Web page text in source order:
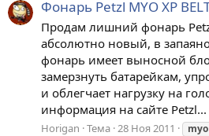
Фонарь Petzl MYO XP
Продам лишний фонарь
абсолютно новый, в
фонарь имеет выносной
замерзнуть батарейкам,
и облегчает нагрузку на
информация на сайте Petzl...
Horigan Тема 28 Ноя 2011 myo